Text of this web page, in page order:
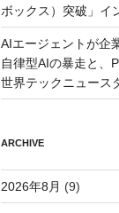
ボックス）突破」イ
AIエージェントが企
自律型AIの暴走と、
世界テックニュース
ARCHIVE
2026年8月 (9)